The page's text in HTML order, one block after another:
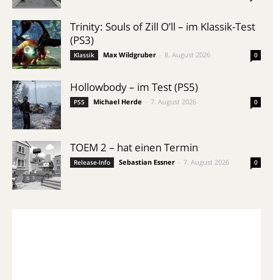
Trinity: Souls of Zill O’ll – im Klassik-Test
(PS3)
Klassik Max Wildgruber 8. August 2026 0
Hollowbody – im Test (PS5)
PS5 Michael Herde 7. August 2026 0
TOEM 2 – hat einen Termin
Release-Info Sebastian Essner 7. August 2026 0